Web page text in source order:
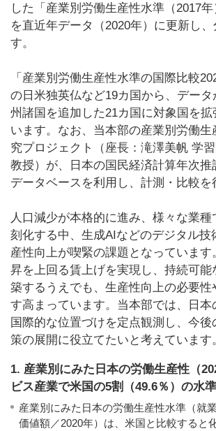
した「産業別労働生産性水準（2017年
を直近年データ（2020年）に更新し
す。
「産業別労働生産性水準の国際比較
の日米独英仏など19カ国から、デー
州諸国を追加した21カ国に対象国を拡
います。なお、当本部の産業別労働
究プロジェクト（座長：滝澤美帆 学
教授）が、日本の国民経済計算年次推
データベースを利用し、計測・比較を
人口減少が本格的に進み、様々な業種
刻化する中、生成AIなどのデジタル技
産性向上が喫緊の課題となっています
昇を上回る賃上げを実現し、持続可能
築するうえでも、生産性向上の必要性
す高まっています。当本部では、日本
国際的な位置づけを定点観測し、今
策の展開に役立てたいと考えています
1. 産業別にみた日本の労働生産性（
ビス産業で米国の5割（49.6％）の水準
産業別にみた日本の労働生産性水準（就
価値額／2020年）は、米国と比較すると